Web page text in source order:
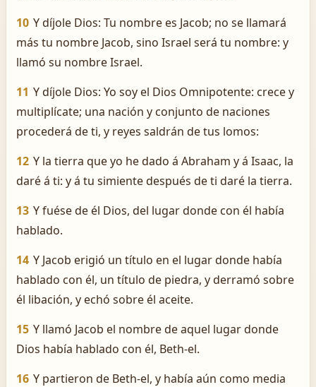
10 Y díjole Dios: Tu nombre es Jacob; no se llamará
más tu nombre Jacob, sino Israel será tu nombre: y
llamó su nombre Israel.
11 Y díjole Dios: Yo soy el Dios Omnipotente: crece y
multiplícate; una nación y conjunto de naciones
procederá de ti, y reyes saldrán de tus lomos:
12 Y la tierra que yo he dado á Abraham y á Isaac, la
daré á ti: y á tu simiente después de ti daré la tierra.
13 Y fuése de él Dios, del lugar donde con él había
hablado.
14 Y Jacob erigió un título en el lugar donde había
hablado con él, un título de piedra, y derramó sobre
él libación, y echó sobre él aceite.
15 Y llamó Jacob el nombre de aquel lugar donde
Dios había hablado con él, Beth-el.
16 Y partieron de Beth-el, y había aún como media